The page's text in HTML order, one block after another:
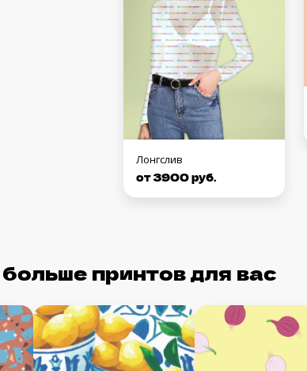
Лонгслив
от 3900 руб.
принтов для вас